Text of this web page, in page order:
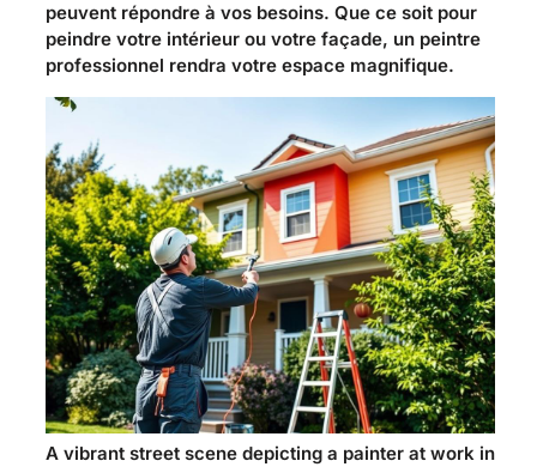
peuvent répondre à vos besoins. Que ce soit pour
peindre votre intérieur ou votre façade, un peintre
professionnel rendra votre espace magnifique.
A vibrant street scene depicting a painter at work in